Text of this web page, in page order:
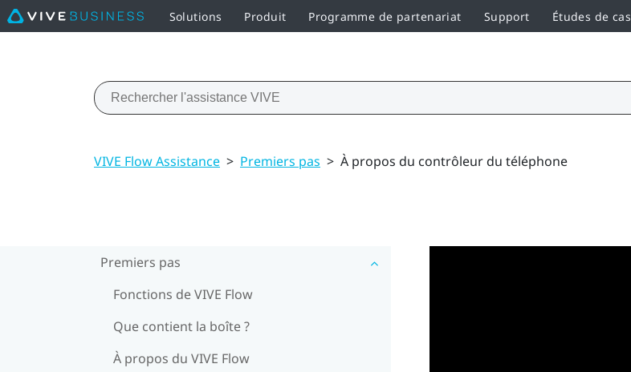
Solutions Produit Programme de partenariat Support Études de cas
VIVE Flow Assistance > Premiers pas > À propos du contrôleur du téléphone
Premiers pas
Fonctions de VIVE Flow
Que contient la boîte ?
À propos du VIVE Flow